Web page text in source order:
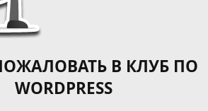
В КЛУБ ПО
WORDPRESS